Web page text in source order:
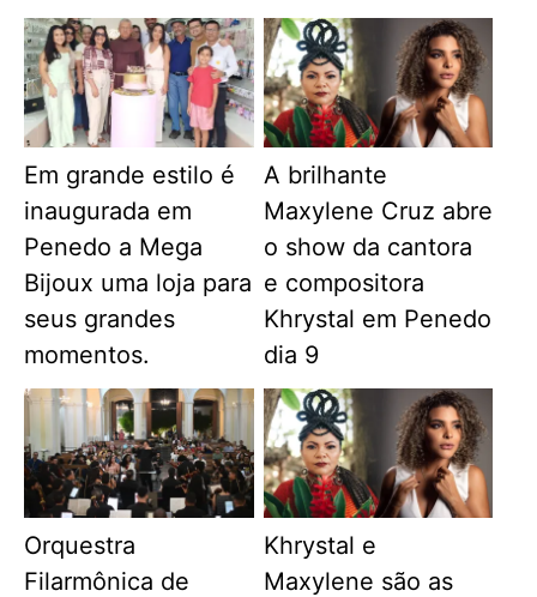
Em grande estilo é
inaugurada em
Penedo a Mega
Bijoux uma loja para
seus grandes
momentos.
A brilhante
Maxylene Cruz abre
o show da cantora
e compositora
Khrystal em Penedo
dia 9
Orquestra
Filarmônica de
Khrystal e
Maxylene são as